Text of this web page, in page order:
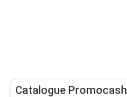
Catalogue Promocash